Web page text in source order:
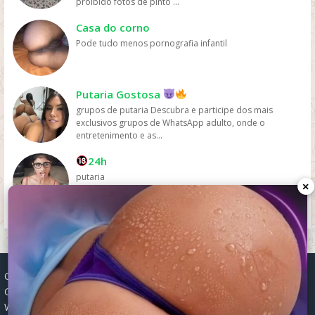
Casa do corno
Pode tudo menos pornografia infantil
Putaria Gostosa
grupos de putaria Descubra e participe dos mais
exclusivos grupos de WhatsApp adulto, onde o
entretenimento e as...
24h
putaria
Grupos WhatsApp, Links de grupos, Entrar grupos WhatsApp,
Grupos de compra e venda, Links WhatsApp atualizados, Grupos
WhatsApp 2025, Links para grupos, Participar grupos WhatsApp,
×